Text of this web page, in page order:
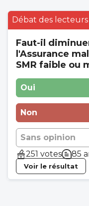
Débat des lecteurs
Faut-il
l'Assurance
SMR faible ou
Oui
Non
Sans opinion
251 votes
85
Voir le résultat